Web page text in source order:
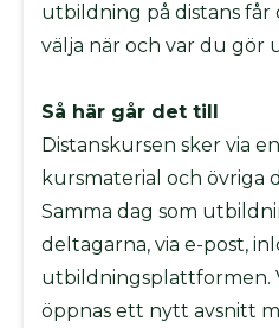
Mjukishundar
Stolar/vagnar
Väskor
Ryggsäck
Midjeväskor
Kasse
utbildning på distans
välja när och var du gör
Så här går det till
Distanskursen sker via
kursmaterial och övriga
Samma dag som
deltagarna, via e-post,
utbildningsplattformen.
öppnas ett nytt avsnitt